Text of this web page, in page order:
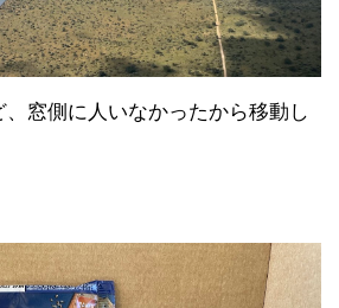
窓側に人いなかったから移動し